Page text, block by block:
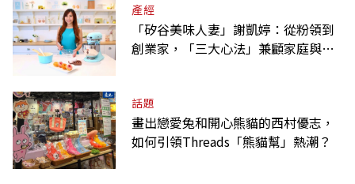
產經
「矽谷美味人妻」謝凱婷：從粉領到
創業家，「三大心法」兼顧家庭與事
話題
畫出戀愛兔和開心熊貓的西村優志，
如何引領Threads「熊貓幫」熱潮？